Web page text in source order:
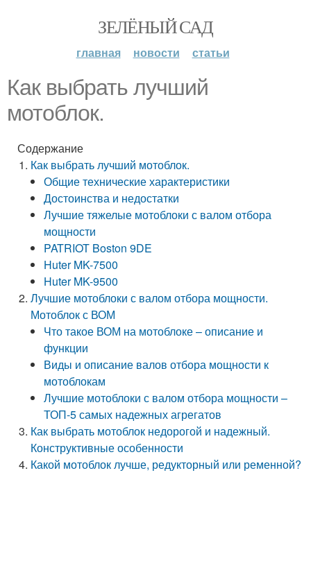
ЗЕЛЁНЫЙ САД
главная новости статьи
Как выбрать лучший
мотоблок.
Содержание
Как выбрать лучший мотоблок.
Общие технические характеристики
Достоинства и недостатки
Лучшие тяжелые мотоблоки с валом отбора
мощности
PATRIOT Boston 9DE
Huter MK-7500
Huter MK-9500
Лучшие мотоблоки с валом отбора мощности.
Мотоблок с ВОМ
Что такое ВОМ на мотоблоке – описание и
функции
Виды и описание валов отбора мощности к
мотоблокам
Лучшие мотоблоки с валом отбора мощности –
ТОП-5 самых надежных агрегатов
Как выбрать мотоблок недорогой и надежный.
Конструктивные особенности
Какой мотоблок лучше, редукторный или ременной?